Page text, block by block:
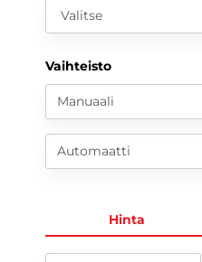
Valitse
Vaihteisto
Manuaali
Automaatti
Hinta